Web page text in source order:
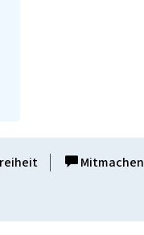
Mitmachen